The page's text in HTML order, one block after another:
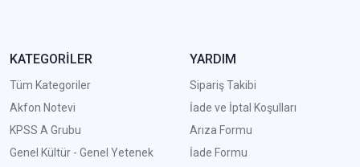
KATEGORİLER
Tüm Kategoriler
Akfon Notevi
KPSS A Grubu
Genel Kültür - Genel Yetenek
YARDIM
Sipariş Takibi
İade ve İptal Koşulları
Arıza Formu
İade Formu